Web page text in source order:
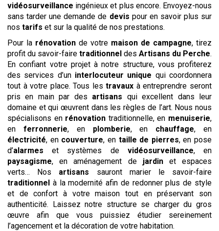
vidéosurveillance ingénieux et plus encore. Envoyez-nous
sans tarder une demande de devis pour en savoir plus sur
nos tarifs et sur la qualité de nos prestations.
Pour la rénovation de votre maison de campagne, tirez
profit du savoir-faire traditionnel des Artisans du Perche.
En confiant votre projet à notre structure, vous profiterez
des services d’un interlocuteur unique qui coordonnera
tout à votre place. Tous lestravaux à entreprendre seront
pris en main par des artisans qui excellent dans leur
domaine et qui œuvrent dans les règles de l’art. Nous nous
spécialisons en rénovation traditionnelle, en menuiserie,
en ferronnerie, en plomberie, en chauffage, en
électricité, en couverture, en taille de pierres, en pose
d’alarmes et systèmes de vidéosurveillance, en
paysagisme, en aménagement de jardinet espaces
verts… Nos artisans sauront marier le savoir-faire
traditionnel à la modernité afin de redonner plus de style
et de confort à votre maison tout en préservant son
authenticité. Laissez notre structure se charger du gros
œuvre afin que vous puissiez étudier sereinement
l’agencement et la décoration de votre habitation.